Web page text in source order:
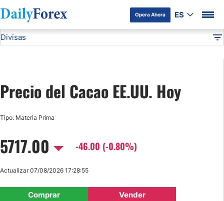
Opera Ahora ES
Divulgación del Anunciante
Divisas
USD/JPY
GBP/USD
USD/MXN
Precio del Cacao EE.UU. Hoy
Tipo: Materia Prima
5717.00 -46.00 (-0.80%)
Comprar Vender
Actualizar 07/08/2026 17:28:55